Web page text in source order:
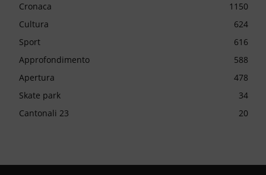
Cronaca
1150
Cultura
624
Sport
616
Approfondimento
588
Apertura
478
Skate park
34
Cantonali 23
20